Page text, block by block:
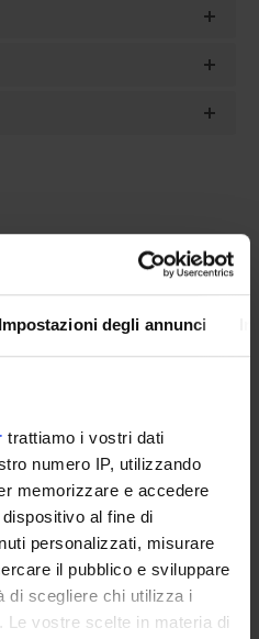
Impostazioni degli annunci
trattiamo i vostri dati
numero IP, utilizzando
memorizzare e accedere
al fine di
personalizzati, misurare
il pubblico e sviluppare
di scegliere chi utilizza i
vostre scelte in materia di